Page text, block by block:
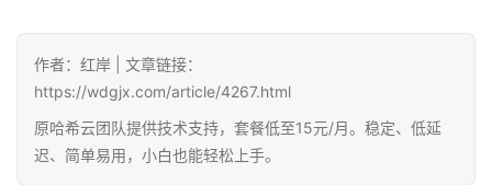
作者：红岸 | 文章链接：
https://wdgjx.com/article/4267.html
原哈希云团队提供技术支持，套餐低至15元/月。稳定、低延
迟、简单易用，小白也能轻松上手。